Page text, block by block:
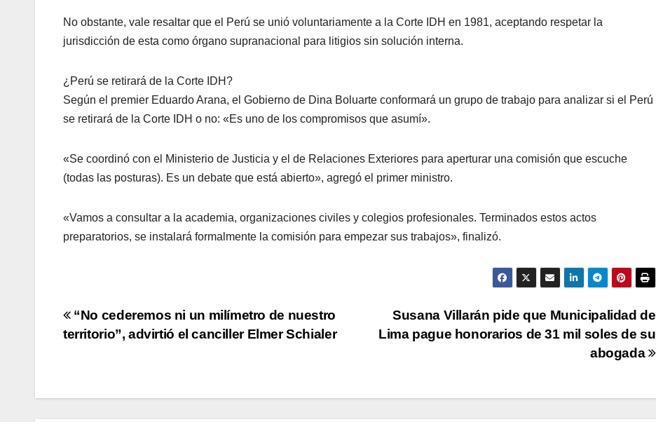
No obstante, vale resaltar que el Perú se unió voluntariamente a la Corte IDH en 1981, aceptando respetar la
jurisdicción de esta como órgano supranacional para litigios sin solución interna.
¿Perú se retirará de la Corte IDH?
Según el premier Eduardo Arana, el Gobierno de Dina Boluarte conformará un grupo de trabajo para analizar si el Perú
se retirará de la Corte IDH o no: «Es uno de los compromisos que asumí».
«Se coordinó con el Ministerio de Justicia y el de Relaciones Exteriores para aperturar una comisión que escuche
(todas las posturas). Es un debate que está abierto», agregó el primer ministro.
«Vamos a consultar a la academia, organizaciones civiles y colegios profesionales. Terminados estos actos
preparatorios, se instalará formalmente la comisión para empezar sus trabajos», finalizó.
Navegación
Susana Villarán pide que Municipalidad de
Lima pague honorarios de 31 mil soles de su
abogada
“No cederemos ni un milímetro de nuestro
territorio”, advirtió el canciller Elmer Schialer